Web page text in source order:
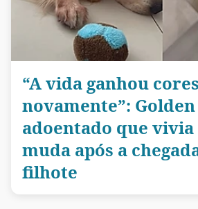
“A vida ganhou cores
novamente”: Golden
adoentado que
muda após a
filhote